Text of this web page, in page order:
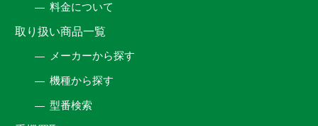
料金について
取り扱い商品一覧
メーカーから探す
機種から探す
型番検索